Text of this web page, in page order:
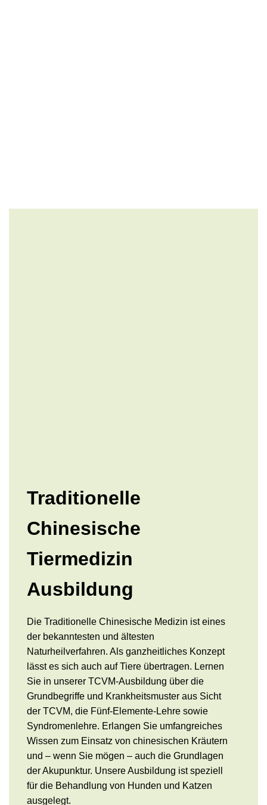
Traditionelle
Chinesische
Tiermedizin
Ausbildung
Die Traditionelle Chinesische Medizin ist eines
der bekanntesten und ältesten
Naturheilverfahren. Als ganzheitliches Konzept
lässt es sich auch auf Tiere übertragen. Lernen
Sie in unserer TCVM-Ausbildung über die
Grundbegriffe und Krankheitsmuster aus Sicht
der TCVM, die Fünf-Elemente-Lehre sowie
Syndromenlehre. Erlangen Sie umfangreiches
Wissen zum Einsatz von chinesischen Kräutern
und – wenn Sie mögen – auch die Grundlagen
der Akupunktur. Unsere Ausbildung ist speziell
für die Behandlung von Hunden und Katzen
ausgelegt.